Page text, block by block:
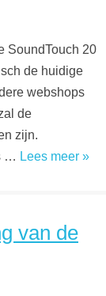
SoundTouch 20
de huidige
webshops
de
zijn.
… Lees meer »
van de